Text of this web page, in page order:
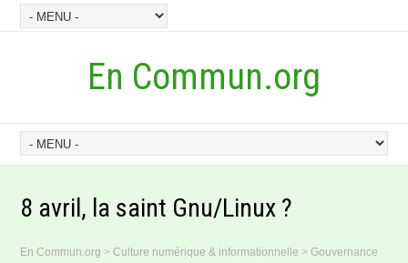
En Commun.org
8 avril, la saint Gnu/Linux ?
En Commun.org >Culture numérique & informationnelle >Gouvernance